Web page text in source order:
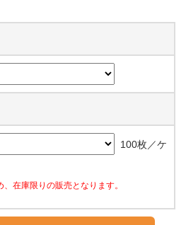
100枚／ケ
在庫限りの販売となります。